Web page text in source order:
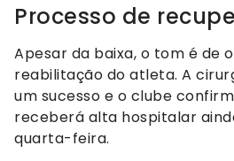
Processo de
Apesar da baixa, o tom é de
reabilitação do atleta. A
um sucesso e o clube
receberá alta hospitalar
quarta-feira.